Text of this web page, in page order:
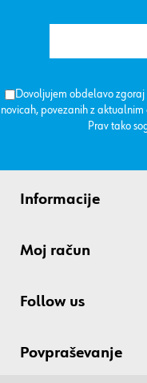
Dovoljujem obdelavo
novicah, povezanih z
Prav tako
Informacije
Moj račun
Follow us
Povpraševanje